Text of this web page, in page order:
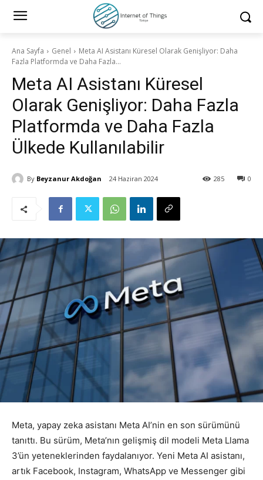
Ana Sayfa Genel
Meta AI Asistanı Küresel Olarak Genişliyor: Daha
Fazla Platformda ve Daha Fazla...
Meta AI Asistanı Küresel
Olarak Genişliyor: Daha Fazla
Platformda ve Daha Fazla
Ülkede Kullanılabilir
By Beyzanur Akdoğan 24 Haziran 2024 0
285
Meta, yapay zeka asistanı Meta AI’nin en son sürümünü
tanıttı. Bu sürüm, Meta’nın gelişmiş dil modeli Meta Llama
3’ün yeteneklerinden faydalanıyor. Yeni Meta AI asistanı,
artık Facebook, Instagram, WhatsApp ve Messenger gibi